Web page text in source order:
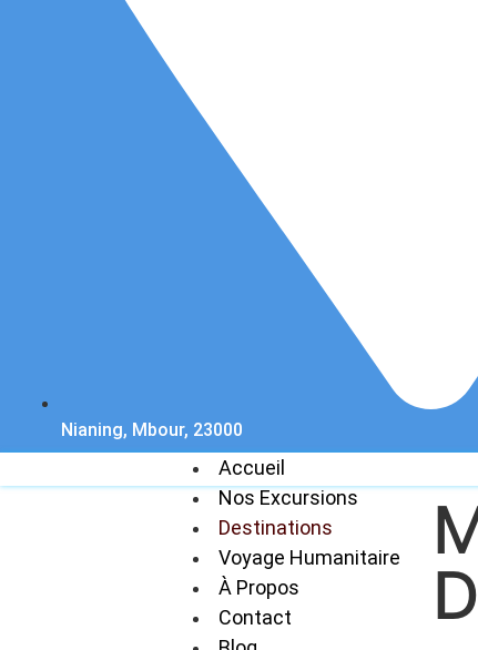
Nianing, Mbour, 23000
Accueil
Nos Excursions
Destinations
Voyage Humanitaire
À Propos
Contact